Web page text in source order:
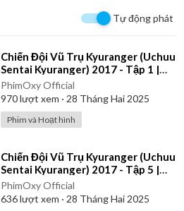
Tự động phát
⁣Chiến Đội Vũ Trụ Kyuranger (Uchuu
Sentai Kyuranger) 2017 - Tập 1 |
Vietsub
PhimOxy Official
970lượt xem · 28 Tháng Hai 2025
Phim và Hoạt hình
⁣Chiến Đội Vũ Trụ Kyuranger (Uchuu
Sentai Kyuranger) 2017 - Tập 5 |
Thuyết Minh
PhimOxy Official
636lượt xem · 28 Tháng Hai 2025